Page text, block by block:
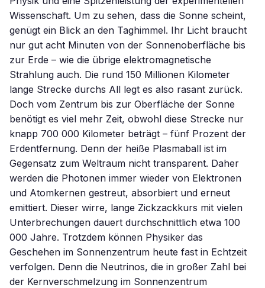
Wissenschaft. Um zu sehen, dass die Sonne scheint,
genügt ein Blick an den Taghimmel. Ihr Licht braucht
nur gut acht Minuten von der Sonnenoberfläche bis
zur Erde – wie die übrige elektromagnetische
Strahlung auch. Die rund 150 Millionen Kilometer
lange Strecke durchs All legt es also rasant zurück.
Doch vom Zentrum bis zur Oberfläche der Sonne
benötigt es viel mehr Zeit, obwohl diese Strecke nur
knapp 700 000 Kilometer beträgt – fünf Prozent der
Erdentfernung. Denn der heiße Plasmaball ist im
Gegensatz zum Weltraum nicht transparent. Daher
werden die Photonen immer wieder von Elektronen
und Atomkernen gestreut, absorbiert und erneut
emittiert. Dieser wirre, lange Zickzackkurs mit vielen
Unterbrechungen dauert durchschnittlich etwa 100
000 Jahre. Trotzdem können Physiker das
Geschehen im Sonnenzentrum heute fast in Echtzeit
verfolgen. Denn die Neutrinos, die in großer Zahl bei
der Kernverschmelzung im Sonnenzentrum